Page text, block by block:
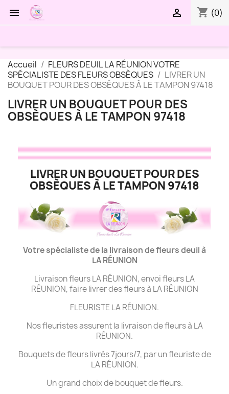
 shopping_cart (0)

Accueil
FLEURS DEUIL LA RÉUNION VOTRE
SPÉCIALISTE DES FLEURS OBSÈQUES
LIVRER UN
BOUQUET POUR DES OBSÈQUES À LE TAMPON 97418
LIVRER UN BOUQUET POUR DES
OBSÈQUES À LE TAMPON 97418
LIVRER UN BOUQUET POUR DES
OBSÈQUES À LE TAMPON 97418
Votre spécialiste de la livraison de fleurs deuil à
LARÉUNION
Livraison fleurs LA RÉUNION, envoi fleurs LA
RÉUNION, faire livrer des fleurs à LA RÉUNION
FLEURISTE LA RÉUNION.
Nos fleuristes assurent la livraison de fleurs à LA
RÉUNION.
Bouquets de fleurs livrés 7jours/7, par un fleuriste de
LA RÉUNION.
Un grand choix de bouquet de fleurs.